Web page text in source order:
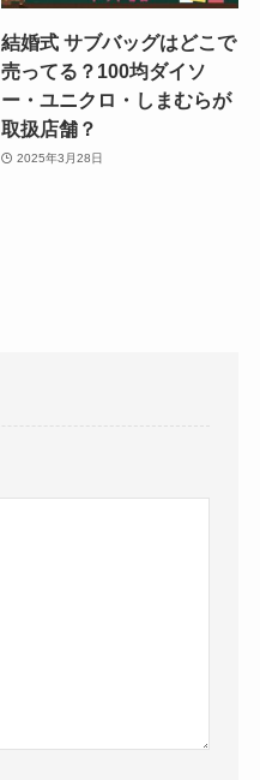
結婚式 サブバッグはどこで
売ってる？100均ダイソ
ー・ユニクロ・しまむらが
取扱店舗？
2025年3月28日